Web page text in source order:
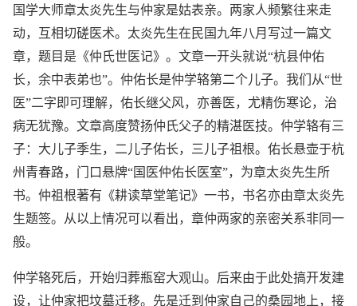
国学大师章太炎先生与仲家是姑表亲。两家人频繁往来走
动，互相切磋医术。太炎先生在民国九年八月写过一篇文
章，题目是《仲氏世医记》。文章一开头就说“杭县仲佑
长，余中表弟也”。仲佑长是仲学辂第二个儿子。我们从“世
医”二字即可理解，佑长继父风，亦善医，尤精伤寒论，治
病无犹豫。文章高度赞扬仲氏父子的精湛医技。仲学辂有三
子：大儿子季生，二儿子佑长，三儿子祖根。佑长悬壶于杭
州青春路，门口悬牌“国医仲佑长医室”，为章太炎先生所
书。仲祖根著有《耕读草堂笔记》一书，书名亦由章太炎先
生题签。从以上情况可以看出，章仲两家的亲密关系非同一
般。
仲学辂死后，开始归葬瓶窑大观山。后来由于此处搞开发建
设，让仲家把坟墓迁移。先是迁到仲家自己的桑园地上，接